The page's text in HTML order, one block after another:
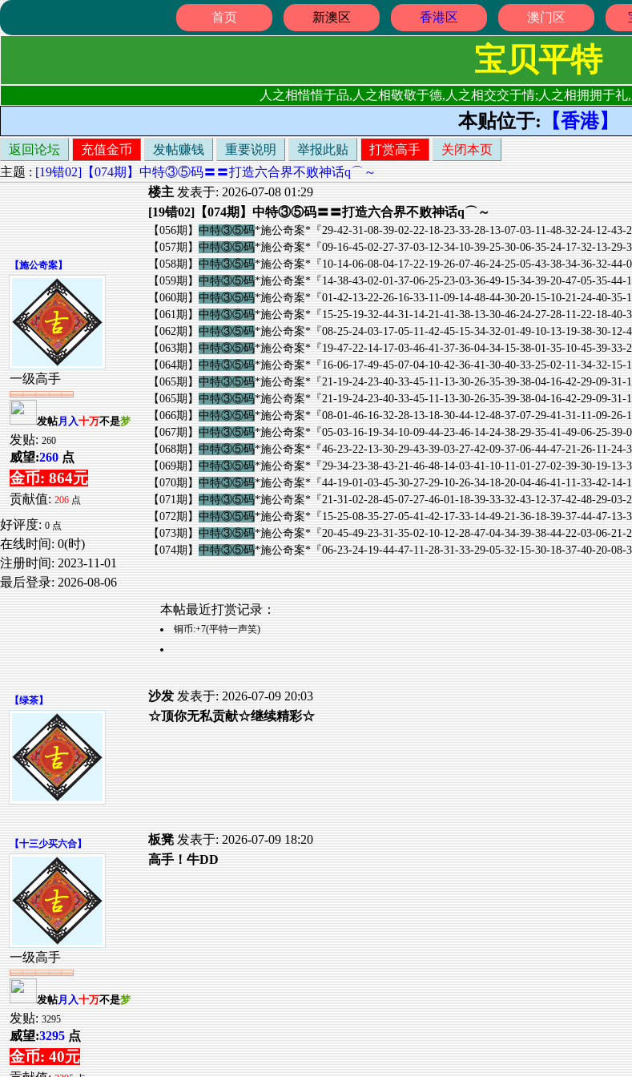
首页 新澳区 香港区 澳门区
宝贝平特
人之相惜惜于品,人之相敬敬于德,人之相交交于情;人之相拥拥于
本贴位于: 【香港】
返回论坛 充值金币 发帖赚钱 重要说明 举报此贴 打赏高手
关闭本页
主题 : [19错02]【074期】中特③⑤码〓〓打造六合界不败神话q⌒～
【施公奇案】
一级高手
发帖月入十万不是梦
发贴: 260
威望:260 点
金币: 864元
贡献值: 206 点
好评度: 0 点
在线时间: 0(时)
注册时间: 2023-11-01
最后登录: 2026-08-06
楼主 发表于: 2026-07-08 01:29
[19错02]【074期】中特③⑤码〓〓打造六合界不败神话q⌒～
【056期】 中特③⑤码*施公奇案*『29-42-31-08-39-02-22-18-23-33-28-13-07-03-11-48-32-24-12-
【057期】 中特③⑤码*施公奇案*『09-16-45-02-27-37-03-12-34-10-39-25-30-06-35-24-17-32-13-
【058期】 中特③⑤码*施公奇案*『10-14-06-08-04-17-22-19-26-07-46-24-25-05-43-38-34-36-32-
【059期】 中特③⑤码*施公奇案*『14-38-43-02-01-37-06-25-23-03-36-49-15-34-39-20-47-05-35-
【060期】 中特③⑤码*施公奇案*『01-42-13-22-26-16-33-11-09-14-48-44-30-20-15-10-21-24-40-
【061期】 中特③⑤码*施公奇案*『15-25-19-32-44-31-14-21-41-38-13-30-46-24-27-28-11-22-18-
【062期】 中特③⑤码*施公奇案*『08-25-24-03-17-05-11-42-45-15-34-32-01-49-10-13-19-38-30-
【063期】 中特③⑤码*施公奇案*『19-47-22-14-17-03-46-41-37-36-04-34-15-38-01-35-10-45-39-
【064期】 中特③⑤码*施公奇案*『16-06-17-49-45-07-04-10-42-36-41-30-40-33-25-02-11-34-32-
【065期】 中特③⑤码*施公奇案*『21-19-24-23-40-33-45-11-13-30-26-35-39-38-04-16-42-29-09-
【065期】 中特③⑤码*施公奇案*『21-19-24-23-40-33-45-11-13-30-26-35-39-38-04-16-42-29-09-
【066期】 中特③⑤码*施公奇案*『08-01-46-16-32-28-13-18-30-44-12-48-37-07-29-41-31-11-09-
【067期】 中特③⑤码*施公奇案*『05-03-16-19-34-10-09-44-23-46-14-24-38-29-35-41-49-06-25-
【068期】 中特③⑤码*施公奇案*『46-23-22-13-30-29-43-39-03-27-42-09-37-06-44-47-21-26-11-
【069期】 中特③⑤码*施公奇案*『29-34-23-38-43-21-46-48-14-03-41-10-11-01-27-02-39-30-19-
【070期】 中特③⑤码*施公奇案*『44-19-01-03-45-30-27-29-10-26-34-18-20-04-46-41-11-33-42-
【071期】 中特③⑤码*施公奇案*『21-31-02-28-45-07-27-46-01-18-39-33-32-43-12-37-42-48-29-
【072期】 中特③⑤码*施公奇案*『15-25-08-35-27-05-41-42-17-33-14-49-21-36-18-39-37-44-47-
【073期】 中特③⑤码*施公奇案*『20-45-49-23-31-35-02-10-12-28-47-04-34-39-38-44-22-03-06-
【074期】 中特③⑤码*施公奇案*『06-23-24-19-44-47-11-28-31-33-29-05-32-15-30-18-37-40-20-
本帖最近打赏记录：
铜币:+7(平特一声笑)
【绿茶】 沙发 发表于: 2026-07-09 20:03
☆顶你无私贡献☆继续精彩☆
【十三少买六合】
一级高手
发帖月入十万不是梦
发贴: 3295
威望:3295 点
金币: 40元
板凳 发表于: 2026-07-09 18:20
高手！牛DD